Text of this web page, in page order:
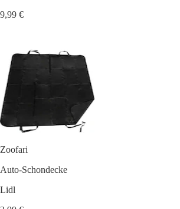
9,99 €
Zoofari
Auto-Schondecke
Lidl